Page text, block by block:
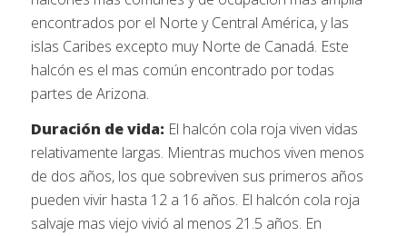
encontrados por el Norte y Central América, y las
islas Caribes excepto muy Norte de Canadá. Este
halcón es el mas común encontrado por todas
partes de Arizona.
Duración de vida: El halcón cola roja viven vidas
relativamente largas. Mientras muchos viven menos
de dos años, los que sobreviven sus primeros años
pueden vivir hasta 12 a 16 años. El halcón cola roja
salvaje mas viejo vivió al menos 21.5 años. En